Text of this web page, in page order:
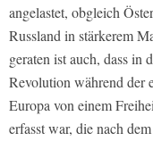
angelastet, obgleich
Russland in stärkerem
geraten ist auch, dass in
Revolution während der
Europa von einem
erfasst war, die nach